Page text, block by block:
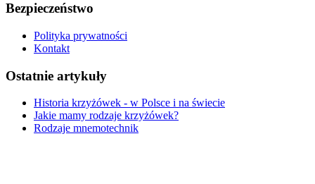
Bezpieczeństwo
Polityka prywatności
Kontakt
Ostatnie artykuły
Historia krzyżówek - w Polsce i na świecie
Jakie mamy rodzaje krzyżówek?
Rodzaje mnemotechnik